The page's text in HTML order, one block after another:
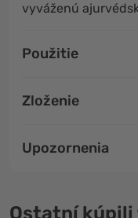
vyváženú
Použitie
Zloženie
Upozornenia
Ostatní kúpili